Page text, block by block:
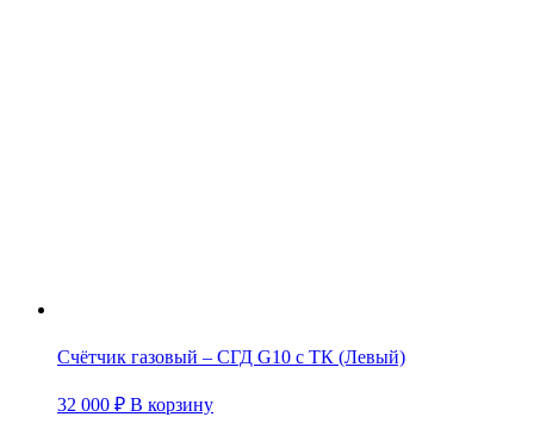
Счётчик газовый – СГД G10 с ТК (Левый)
32 000 ₽ В корзину